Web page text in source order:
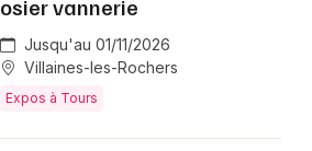
osier vannerie
Jusqu'au 01/11/2026
Villaines-les-Rochers
Expos à Tours